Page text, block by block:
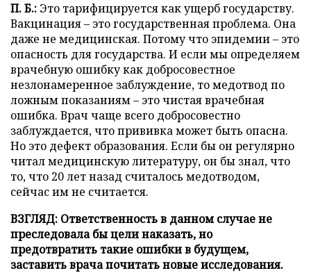
П. Б.: Это тарифицируется как ущерб государству.
Вакцинация – это государственная проблема. Она
даже не медицинская. Потому что эпидемии – это
опасность для государства. И если мы определяем
врачебную ошибку как добросовестное
незлонамеренное заблуждение, то медотвод по
ложным показаниям – это чистая врачебная
ошибка. Врач чаще всего добросовестно
заблуждается, что прививка может быть опасна.
Но это дефект образования. Если бы он регулярно
читал медицинскую литературу, он бы знал, что
то, что 20 лет назад считалось медотводом,
сейчас им не считается.
ВЗГЛЯД: Ответственность в данном случае не
преследовала бы цели наказать, но
предотвратить такие ошибки в будущем,
заставить врача почитать новые исследования.